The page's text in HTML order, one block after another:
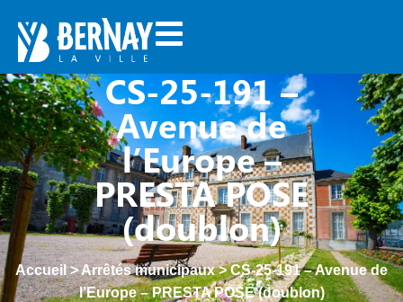
CS-25-191 –
Avenue de
l’Europe –
PRESTA POSE
(doublon)
Accueil>Arrêtés municipaux>CS-25-191 – Avenue de
l’Europe – PRESTA POSE (doublon)